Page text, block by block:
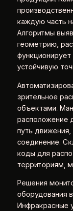
каждую часть
Алгоритмы
геометрию,
функционирует
устойчивую
зрительное
объектами.
расположение
путь
соединение.
коды для
территориям,
Решения
оборудования
Инфракрасные